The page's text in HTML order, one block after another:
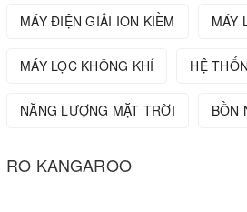
MÁY ĐIỆN GIẢI ION KIỀM MÁY
MÁY LỌC KHÔNG KHÍ HỆ
NĂNG LƯỢNG MẶT TRỜI BỒN
RO KANGAROO